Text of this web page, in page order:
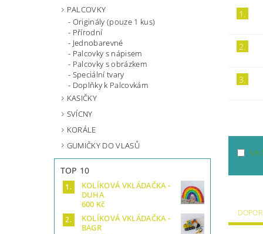
PALCOVKY
Originály (pouze 1 kus)
Přírodní
Jednobarevné
Palcovky s nápisem
Palcovky s obrázkem
Speciální tvary
Doplňky k Palcovkám
KASIČKY
SVÍCNY
KORÁLE
GUMIČKY DO VLASŮ
TOP 10
KOLÍKOVÁ VKLÁDAČKA -
DUHA
600 Kč
KOLÍKOVÁ VKLÁDAČKA -
BAGR
1.
2.
3.
NA